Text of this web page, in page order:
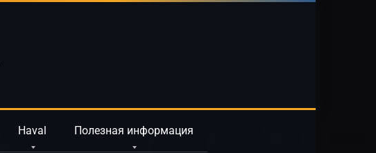
Haval Полезная информация